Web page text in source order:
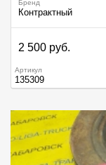
Бренд
Контрактный
2 500 руб.
Артикул
135309